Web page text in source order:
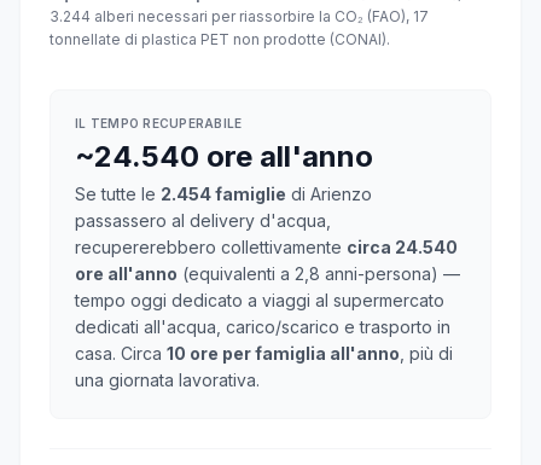
3.244 alberi necessari per riassorbire la CO₂ (FAO), 17
tonnellate di plastica PET non prodotte (CONAI).
IL TEMPO RECUPERABILE
~24.540 ore all'anno
Se tutte le 2.454 famiglie di Arienzo
passassero al delivery d'acqua,
recupererebbero collettivamente circa 24.540
ore all'anno (equivalenti a 2,8 anni-persona) —
tempo oggi dedicato a viaggi al supermercato
dedicati all'acqua, carico/scarico e trasporto in
casa. Circa 10 ore per famiglia all'anno , più di
una giornata lavorativa.